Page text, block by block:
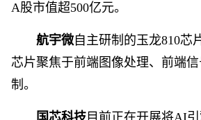
A股市值超500亿元。
航宇微 自主研制的玉龙810芯
芯片聚焦于前端图像处理、前端
制。